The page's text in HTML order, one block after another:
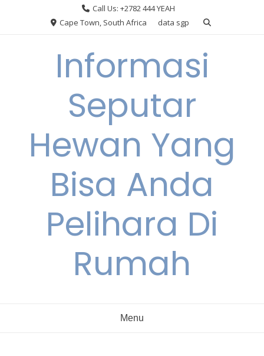
Call Us: +2782 444 YEAH
Cape Town, South Africa
data sgp
Informasi
Seputar
Hewan Yang
Bisa Anda
Pelihara Di
Rumah
Menu